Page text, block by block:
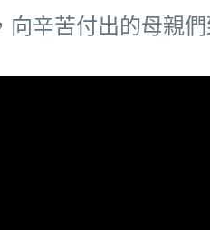
辛苦付出的母親